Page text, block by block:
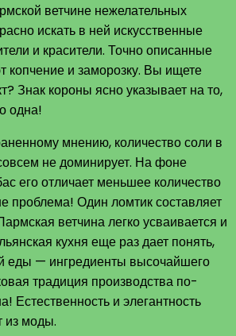
ветчине нежелательных
искать в ней искусственные
и красители. Точно описанные
копчение и заморозку. Вы ищете
Знак короны ясно указывает на то,
одна!
мнению, количество соли в
не доминирует. На фоне
его отличает меньшее количество
проблема! Один ломтик составляет
ветчина легко усваивается и
кухня еще раз дает понять,
еды — ингредиенты высочайшего
традиция производства по-
Естественность и элегантность
из моды.